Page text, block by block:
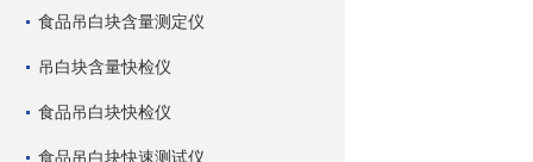
食品吊白块含量测定仪
吊白块含量快检仪
食品吊白块快检仪
食品吊白块快速测试仪